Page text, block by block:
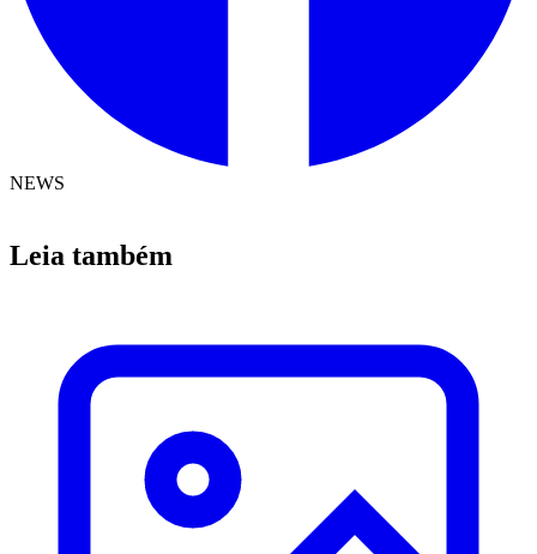
NEWS
Leia também